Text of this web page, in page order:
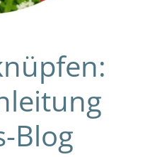
Blog